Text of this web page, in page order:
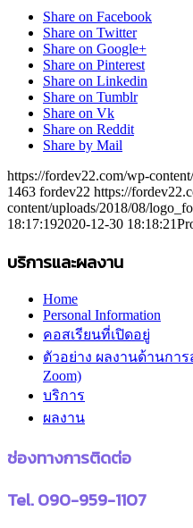
Share on Facebook
Share on Twitter
Share on Google+
Share on Pinterest
Share on Linkedin
Share on Tumblr
Share on Vk
Share on Reddit
Share by Mail
https://fordev22.com/wp-
1463 fordev22 https://
content/uploads/2018/08/
18:17:192020-12-30 18:18:21
บริการและผลงาน
Home
Personal Information
คอสเรียนที่เปิดอยู่
ตัวอย่าง ผลงานด้านการ
Zoom)
บริการ
ผลงาน
ช่องทางการติดต่อ
Tel. 090-959-1107